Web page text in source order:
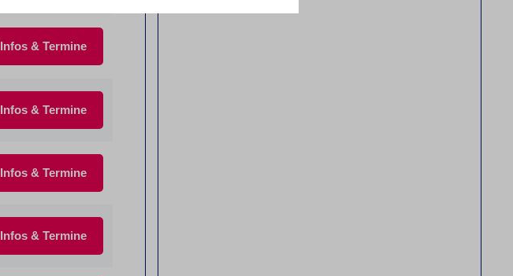
Infos & Termine
Infos & Termine
Infos & Termine
Infos & Termine